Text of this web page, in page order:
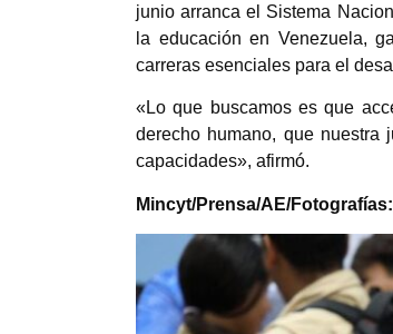
junio arranca el Sistema
la educación en Venezuela,
carreras esenciales para el
«Lo que buscamos es que
derecho humano, que nuestra
capacidades», afirmó.
Mincyt/Prensa/AE/